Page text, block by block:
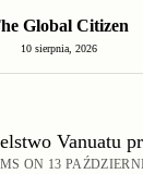
Global Citizen
10 sierpnia, 2026
Vanuatu
ON 13